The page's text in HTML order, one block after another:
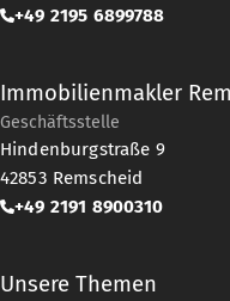
+49 2195 6899788
Immobilienmakler
Geschäftsstelle
Hindenburgstraße 9
42853 Remscheid
+49 2191 8900310
Unsere Themen